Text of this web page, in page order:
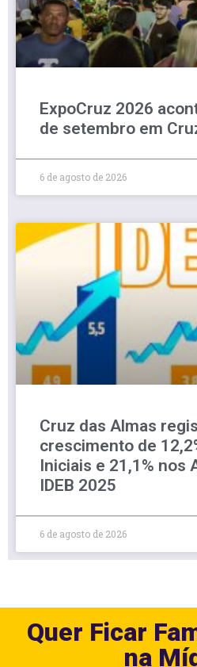
ExpoCruz 2026
de setembro em
6 de agosto de 2026
Cruz das Almas
crescimento de
Iniciais e 21,1% nos
IDEB 2025
6 de agosto de 2026
Quer Ficar
na